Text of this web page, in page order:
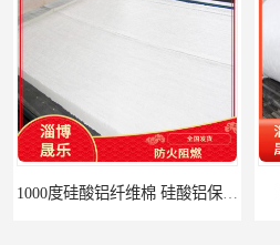
硅酸铝针刺毯 陶瓷纤维毯